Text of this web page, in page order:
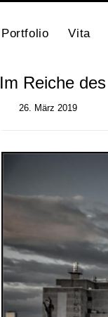
Portfolio Vita
Im Reiche
26. März 2019